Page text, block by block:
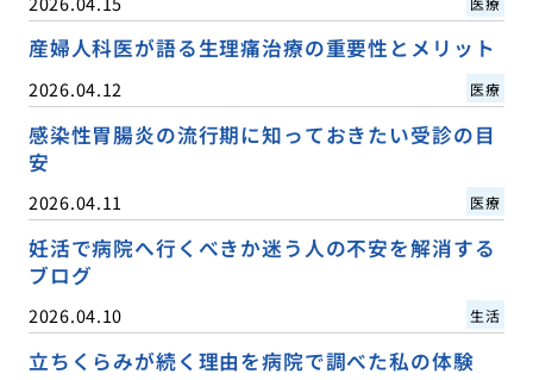
産婦人科医が語る生理痛治療の重要性とメリット
2026.04.12 医療
感染性胃腸炎の流行期に知っておきたい受診の目
安
2026.04.11 医療
妊活で病院へ行くべきか迷う人の不安を解消する
ブログ
2026.04.10 生活
立ちくらみが続く理由を病院で調べた私の体験